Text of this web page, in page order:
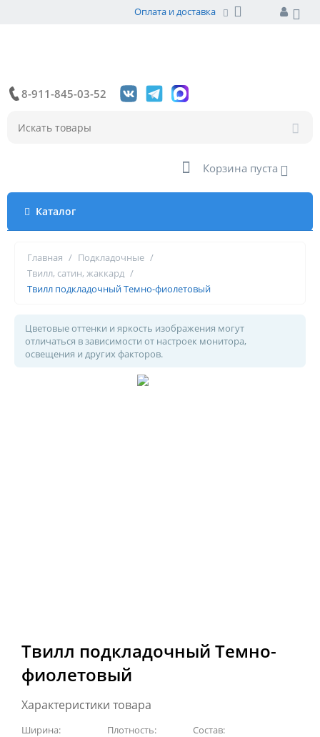
Оплата и доставка
8-911-845-03-52
Корзина пуста
Каталог
Главная / Подкладочные /
Твилл, сатин, жаккард /
Твилл подкладочный Темно-фиолетовый
Цветовые оттенки и яркость изображения могут
отличаться в зависимости от настроек монитора,
освещения и других факторов.
Твилл подкладочный Темно-
фиолетовый
Характеристики товара
Ширина: Плотность: Состав: